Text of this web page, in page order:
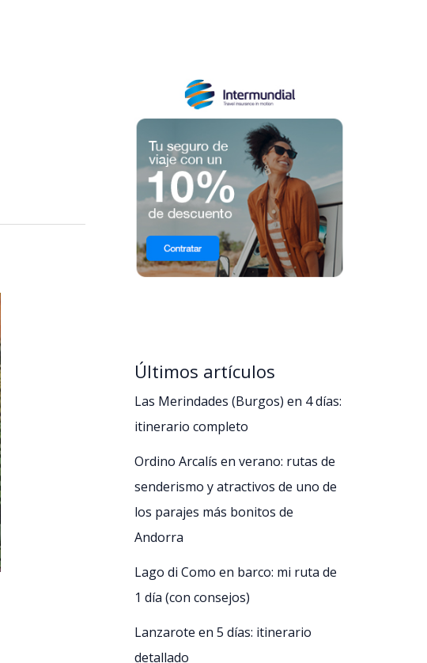
Últimos artículos
Las Merindades (Burgos) en 4 días:
itinerario completo
Ordino Arcalís en verano: rutas de
senderismo y atractivos de uno de
los parajes más bonitos de
Andorra
Lago di Como en barco: mi ruta de
1 día (con consejos)
Lanzarote en 5 días: itinerario
detallado